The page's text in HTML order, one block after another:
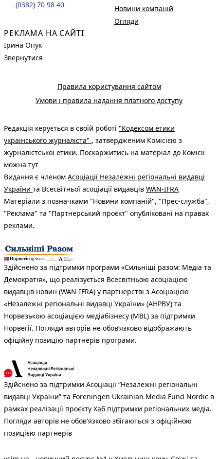
(0382) 70 98 40
РЕКЛАМА НА САЙТІ
Ірина Опук
Звернутися
Новини компаній
Огляди
Правила користування сайтом
Умови і правила надання платного доступу
Редакція керується в своїй роботі "Кодексом етики
українського журналіста" , затвердженим Комісією з
журналістської етики. Поскаржитись на матеріал до Комісії
можна тут
Видання є членом Асоціації Незалежні регіональні видавці
України та Всесвітньої асоціації видавців WAN-IFRA
Матеріали з позначками "Новини компаній", "Прес-служба",
"Реклама" та "Партнерський проєкт" опубліковані на правах
реклами.
Здійснено за підтримки програми «Сильніші разом: Медіа та
Демократія», що реалізується Всесвітньою асоціацією
видавців новин (WAN-IFRA) у партнерстві з Асоціацією
«Незалежні регіональні видавці України» (АНРВУ) та
Норвезькою асоціацією медіабізнесу (MBL) за підтримки
Норвегії. Погляди авторів не обов’язково відображають
офіційну позицію партнерів програми.
Здійснено за підтримки Асоціації “Незалежні регіональні
видавці України” та Foreningen Ukrainian Media Fund Nordic в
рамках реалізації проєкту Хаб підтримки регіональних медіа.
Погляди авторів не обов'язково збігаються з офіційною
позицією партнерів